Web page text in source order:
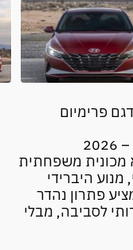
פרימיום
היברידית 2026 היא מכונית משפחתית
מנוע היברידי
פתרון נהדר
לסביבה, מבלי